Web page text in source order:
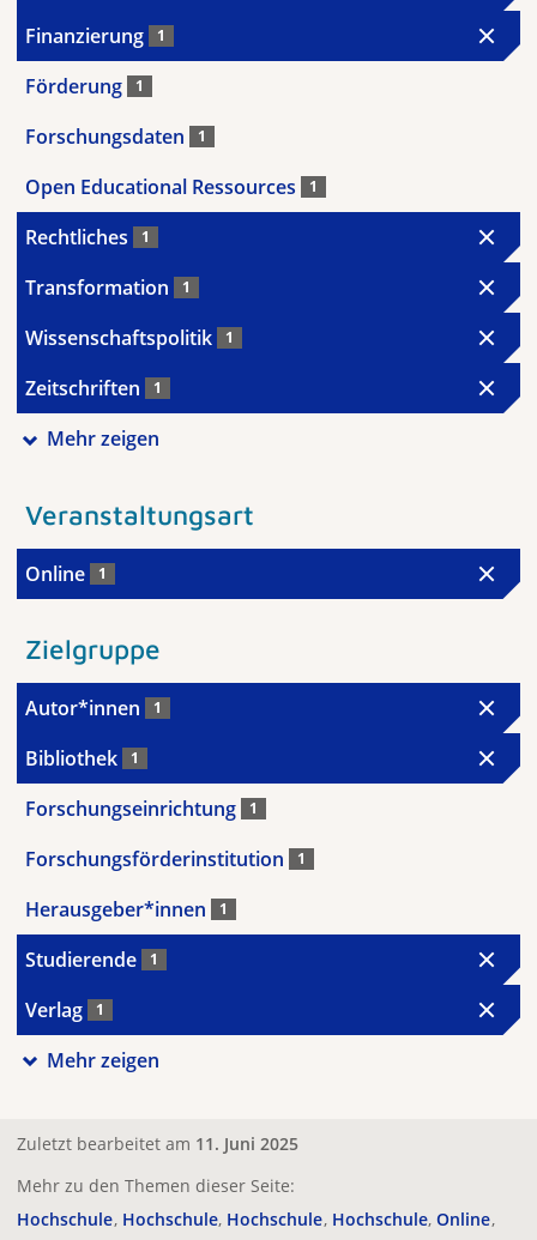
Finanzierung 1
Förderung 1
Forschungsdaten 1
Open Educational Ressources 1
Rechtliches 1
Transformation 1
Wissenschaftspolitik 1
Zeitschriften 1
Mehr zeigen
Veranstaltungsart
Online 1
Zielgruppe
Autor*innen 1
Bibliothek 1
Forschungseinrichtung 1
Forschungsförderinstitution 1
Herausgeber*innen 1
Studierende 1
Verlag 1
Mehr zeigen
Zuletzt bearbeitet am 11. Juni 2025
Mehr zu den Themen dieser Seite:
Hochschule Hochschule Hochschule Hochschule Online